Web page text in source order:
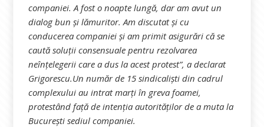
companiei. A fost o noapte lungă, dar am avut un
dialog bun și lămuritor. Am discutat și cu
conducerea companiei și am primit asigurări că se
caută soluții consensuale pentru rezolvarea
neînțelegerii care a dus la acest protest”, a declarat
Grigorescu.Un număr de 15 sindicaliști din cadrul
complexului au intrat marți în greva foamei,
protestând față de intenția autorităților de a muta la
București sediul companiei.